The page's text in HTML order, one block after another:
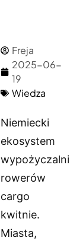
Freja
2025-06-
19
Wiedza
Niemiecki
ekosystem
wypożyczalni
rowerów
cargo
kwitnie.
Miasta,